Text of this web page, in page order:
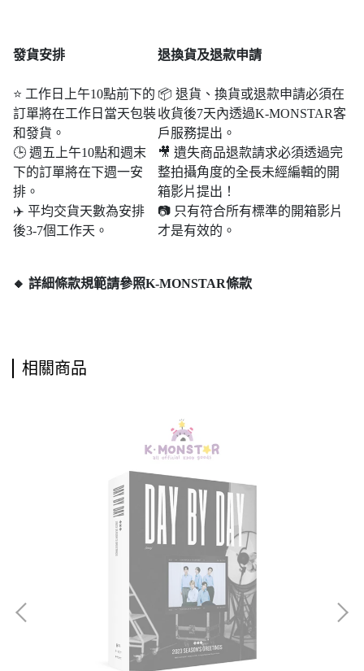
發貨安排
⭐ 工作日上午10點前下的
訂單將在工作日當天包裝
和發貨。
🕒 週五上午10點和週末​​
下的訂單將在下週一安
排。
✈️ 平均交貨天數為安排
後3-7個工作天。
退換貨及退款申請
📦 退貨、換貨或退款申請必須在
收貨後7天內透過K-MONSTAR客
戶服務提出。
🎥 遺失商品退款請求必須透過完
整拍攝角度的全長未經編輯的開
箱影片提出！
📷 只有符合所有標準的開箱影片
才是有效的。
🔸 詳細條款規範請參照K-MONSTAR條款
相關商品